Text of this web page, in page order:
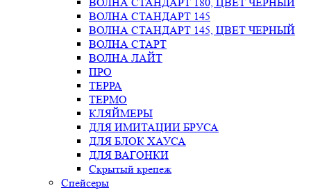
ВОЛНА СТАНДАРТ 145
ВОЛНА СТАНДАРТ 145, ЦВЕТ ЧЕРНЫЙ
ВОЛНА СТАРТ
ВОЛНА ЛАЙТ
ПРО
ТЕРРА
ТЕРМО
КЛЯЙМЕРЫ
ДЛЯ ИМИТАЦИИ БРУСА
ДЛЯ БЛОК ХАУСА
ДЛЯ ВАГОНКИ
Скрытый крепеж
Спейсеры